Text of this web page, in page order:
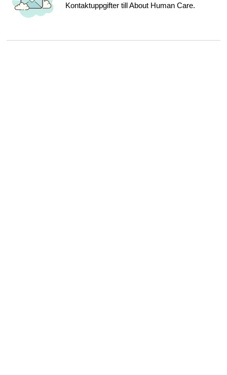
Kontaktuppgifter till About Human Care.